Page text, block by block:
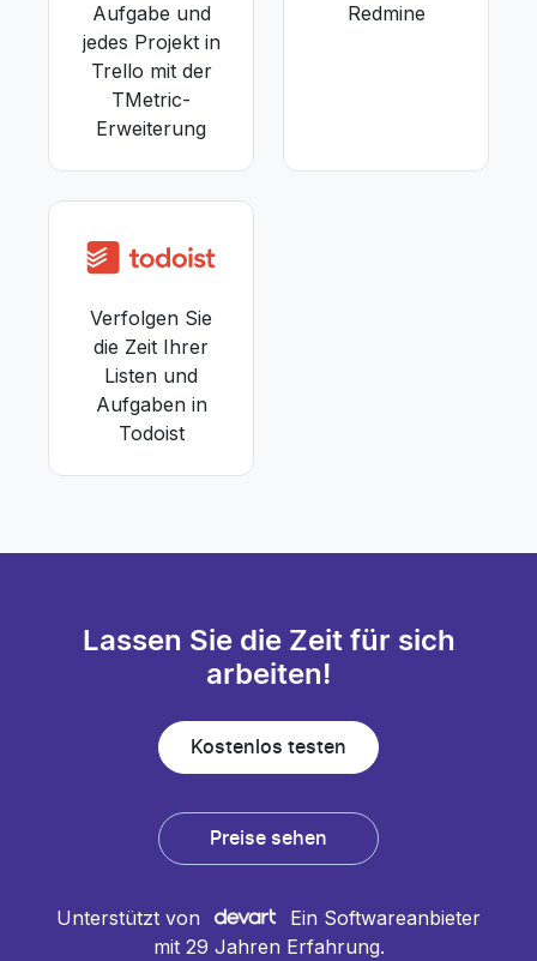
Aufgabe und
jedes Projekt in
Trello mit der
TMetric-
Erweiterung
Redmine
Verfolgen Sie
die Zeit Ihrer
Listen und
Aufgaben in
Todoist
Lassen Sie die Zeit für sich
arbeiten!
Kostenlos testen
Preise sehen
Unterstützt von
Ein Softwareanbieter
mit 29 Jahren Erfahrung.